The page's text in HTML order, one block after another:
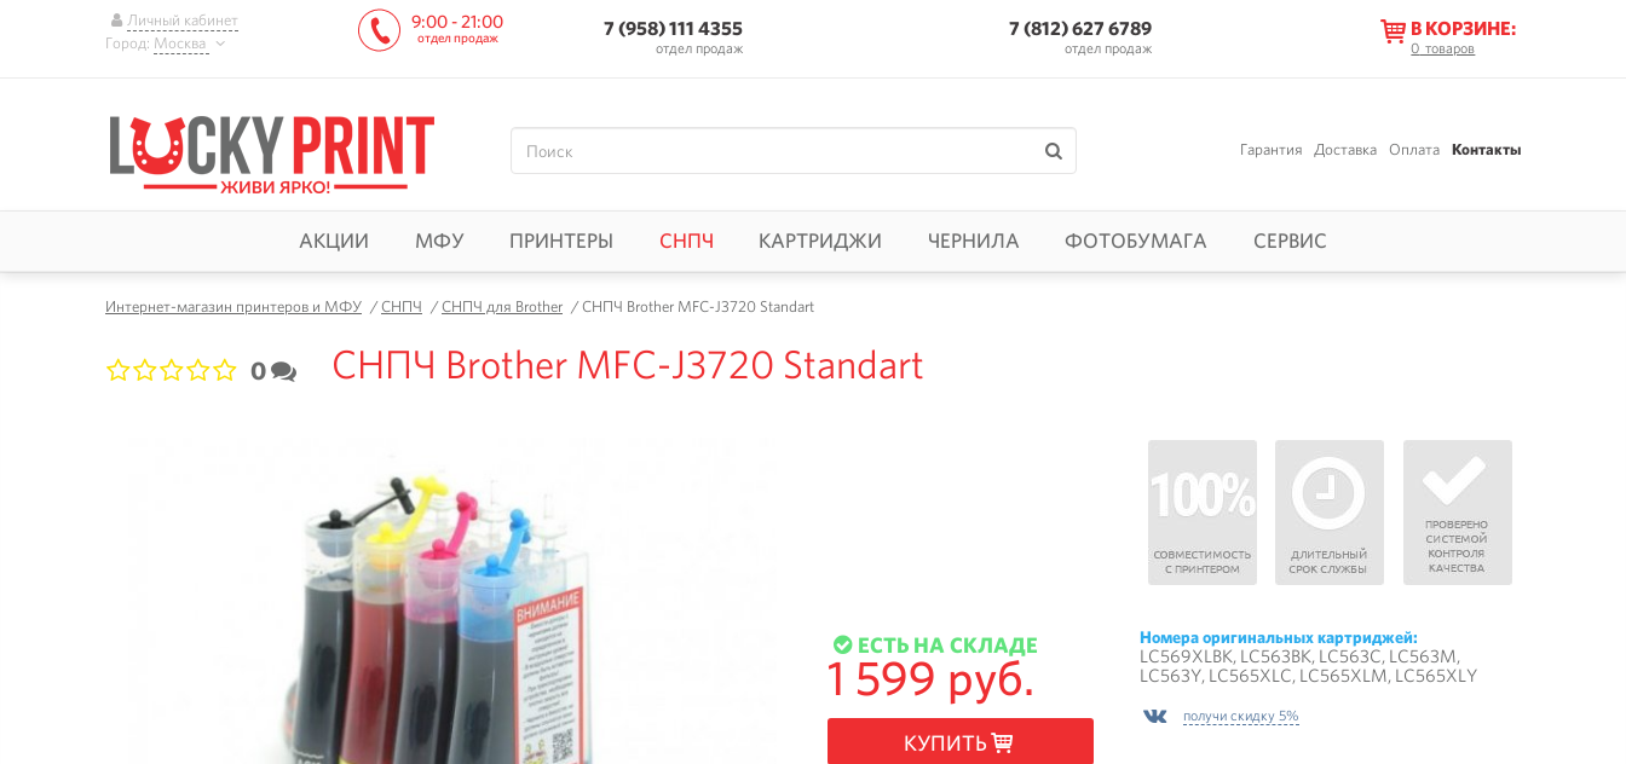
Личный кабинет
Город: Москва
9:00 - 21:00
отдел продаж 7 (958) 111 4355
отдел продаж
7 (812) 627 6789
отдел продаж
В КОРЗИНЕ:
0 товаров
Гарантия Доставка Оплата Контакты
АКЦИИ МФУ ПРИНТЕРЫ СНПЧ КАРТРИДЖИ ЧЕРНИЛА ФОТОБУМАГА СЕРВИС
Интернет-магазин принтеров и МФУ /СНПЧ /СНПЧ для Brother /СНПЧ Brother MFC-J3720 Standart
0 СНПЧ Brother MFC-J3720 Standart
ЕСТЬ НА СКЛАДЕ
1 599 руб.
КУПИТЬ
Номера оригинальных картриджей:
LC569XLBK, LC563BK, LC563C, LC563M,
LC563Y, LC565XLC, LC565XLM, LC565XLY
получи скидку 5%